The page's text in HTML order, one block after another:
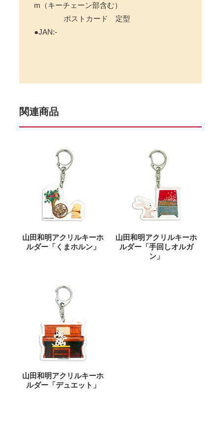
m（キーチェーン部含む）
ポストカード 定型
●JAN:-
関連商品
山田和明アクリルキーホ
ルダー「くまホルン」
山田和明アクリルキーホ
ルダー「手回しオルガ
ン」
山田和明アクリルキーホ
ルダー「デュエット」